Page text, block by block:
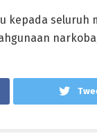
kepada